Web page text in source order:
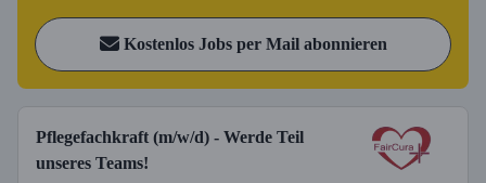
Kostenlos Jobs per Mail abonnieren
Pflegefachkraft (m/w/d) - Werde Teil
unseres Teams!